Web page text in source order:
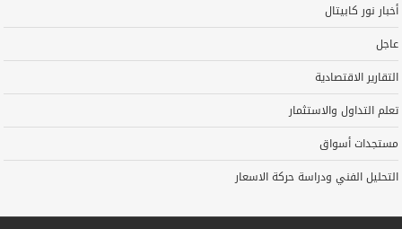
أخبار نور كابيتال
عاجل
التقارير الاقتصادية
تعلم التداول والاستثمار
مستجدات أسواق
التحليل الفني ودراسة حركة الاسعار